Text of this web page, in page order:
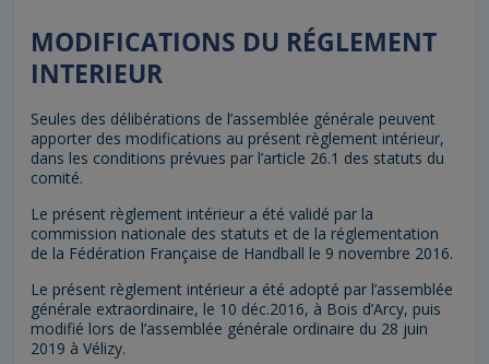
MODIFICATIONS DU RÉGLEMENT
INTERIEUR
Seules des délibérations de l’assemblée générale peuvent
apporter des modifications au présent règlement intérieur,
dans les conditions prévues par l’article 26.1 des statuts du
comité.
Le présent règlement intérieur a été validé par la
commission nationale des statuts et de la réglementation
de la Fédération Française de Handball le 9 novembre 2016.
Le présent règlement intérieur a été adopté par l’assemblée
générale extraordinaire, le 10 déc.2016, à Bois d’Arcy, puis
modifié lors de l’assemblée générale ordinaire du 28 juin
2019 à Vélizy.